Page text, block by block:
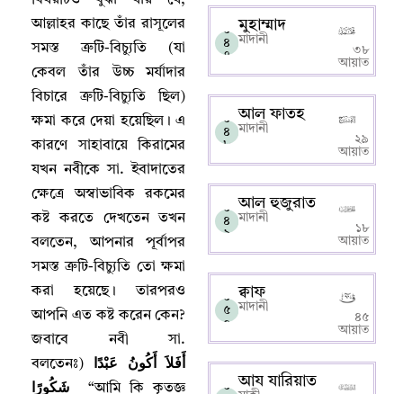
আল্লাহর কাছে তাঁর রাসূলের
সমস্ত ত্রুটি-বিচ্যুতি (যা
কেবল তাঁর উচ্চ মর্যাদার
বিচারে ত্রুটি-বিচ্যুতি ছিল)
ক্ষমা করে দেয়া হয়েছিল। এ
কারণে সাহাবায়ে কিরামের
যখন নবীকে সা. ইবাদাতের
ক্ষেত্রে অস্বাভাবিক রকমের
কষ্ট করতে দেখতেন তখন
বলতেন,আপনার পূর্বাপর
সমস্ত ত্রুটি-বিচ্যুতি তো ক্ষমা
করা হয়েছে। তারপরও
আপনি এত কষ্ট করেন কেন?
জবাবে নবী সা.
বলতেনঃ)
أَفَلاَ أَكُونُ عَبْدًا
شَكُورًا
“আমি কি কৃতজ্ঞ
০
৪
৭
মুহাম্মাদ
মাদানী
৩৮
আয়াত
০
৪
৮
আল ফাতহ
মাদানী
২৯
আয়াত
০
৪
৯
আল হুজুরাত
মাদানী
১৮
আয়াত
০
৫
০
ক্বাফ
মাদানী
৪৫
আয়াত
০
আয যারিয়াত